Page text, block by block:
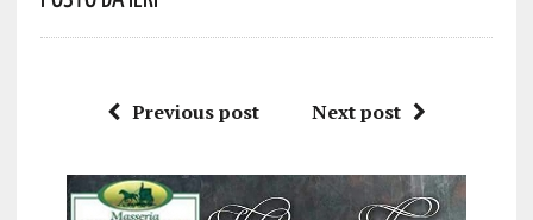
Previous post Next post